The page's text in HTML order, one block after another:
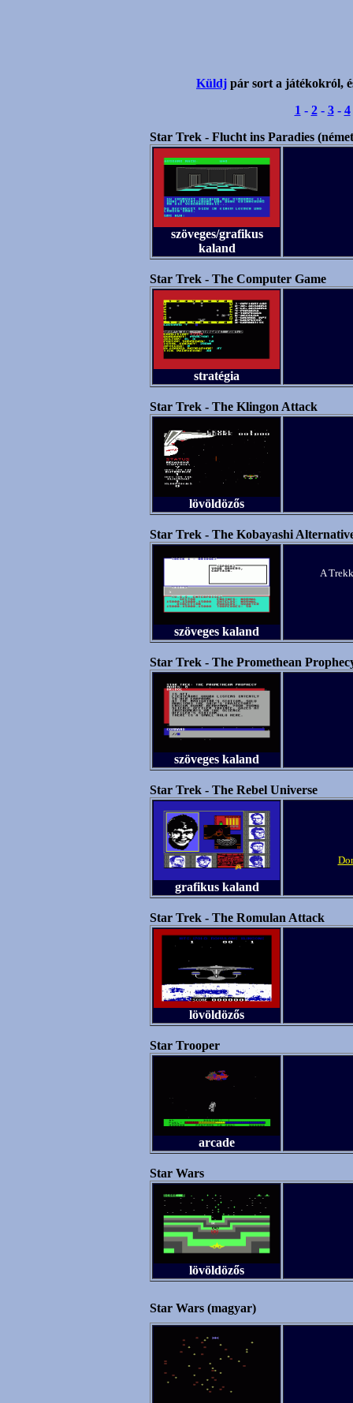
Küldj pár sort a játékokról,
1 - 2 - 3 - 4
Star Trek - Flucht ins Paradies
szöveges/grafikus
kaland
Star Trek - The Computer Game
stratégia
Star Trek - The Klingon Attack
lövöldözős
Star Trek - The Kobayashi
szöveges kaland
A
Star Trek - The Promethean
szöveges kaland
Star Trek - The Rebel Universe
grafikus kaland
Star Trek - The Romulan Attack
lövöldözős
Star Trooper
arcade
Star Wars
lövöldözős
Star Wars (magyar)